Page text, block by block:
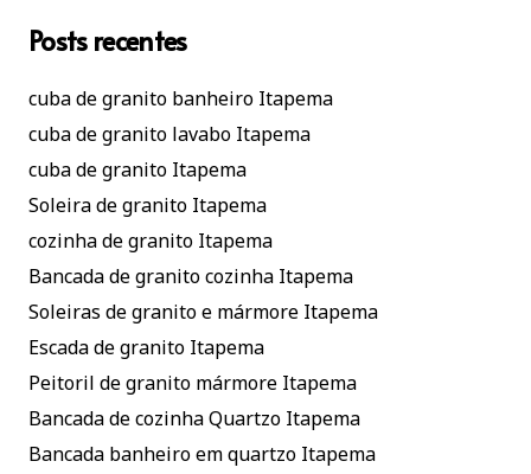
Posts recentes
cuba de granito banheiro Itapema
cuba de granito lavabo Itapema
cuba de granito Itapema
Soleira de granito Itapema
cozinha de granito Itapema
Bancada de granito cozinha Itapema
Soleiras de granito e mármore Itapema
Escada de granito Itapema
Peitoril de granito mármore Itapema
Bancada de cozinha Quartzo Itapema
Bancada banheiro em quartzo Itapema